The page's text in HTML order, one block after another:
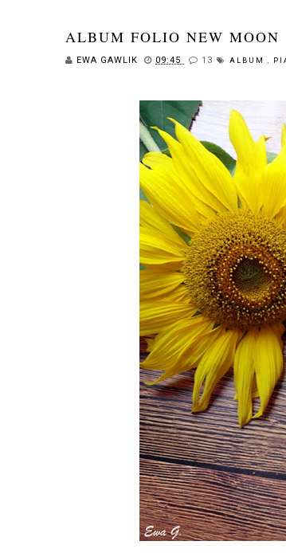
ALBUM FOLIO NEW MOON
EWA GAWLIK 09:45 13 ALBUM ,